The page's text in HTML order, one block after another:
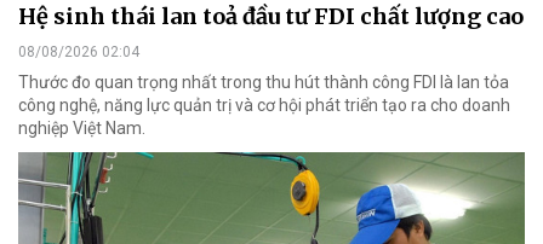
Hệ sinh thái lan toả đầu tư FDI chất lượng cao
08/08/2026 02:04
Thước đo quan trọng nhất trong thu hút thành công FDI là lan tỏa
công nghệ, năng lực quản trị và cơ hội phát triển tạo ra cho doanh
nghiệp Việt Nam.